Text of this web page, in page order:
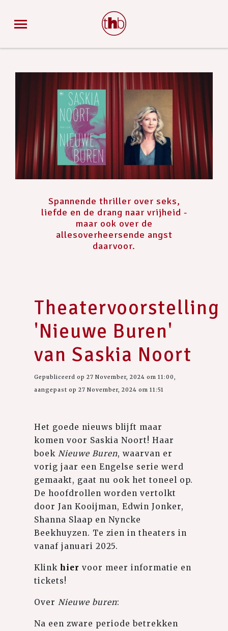
Spannende thriller over seks,
liefde en de drang naar vrijheid -
maar ook over de
allesoverheersende angst
daarvoor.
Theatervoorstelling
'Nieuwe Buren'
van Saskia Noort
Gepubliceerd op 27 November, 2024 om 11:00,
aangepast op 27 November, 2024 om 11:51
Het goede nieuws blijft maar
komen voor Saskia Noort! Haar
boek Nieuwe Buren, waarvan er
vorig jaar een Engelse serie werd
gemaakt, gaat nu ook het toneel op.
De hoofdrollen worden vertolkt
door Jan Kooijman, Edwin Jonker,
Shanna Slaap en Nyncke
Beekhuyzen. Te zien in theaters in
vanaf januari 2025.
Klinkhier voor meer informatie en
tickets!
Over Nieuwe buren:
Na een zware periode betrekken